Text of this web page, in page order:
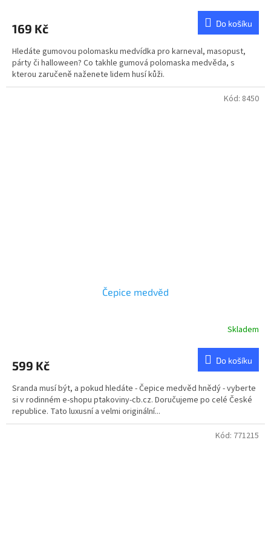
je
z
5
hvězdiček.
169 Kč Do košíku
Hledáte gumovou polomasku medvídka pro karneval, masopust,
párty či halloween? Co takhle gumová polomaska medvěda, s
kterou zaručeně naženete lidem husí kůži.
Čepice medvěd
Skladem
599 Kč Do košíku
Sranda musí být, a pokud hledáte - Čepice medvěd hnědý - vyberte
si v rodinném e-shopu ptakoviny-cb.cz. Doručujeme po celé České
republice. Tato luxusní a velmi originální...
Kód: 8450
Kód: 771215